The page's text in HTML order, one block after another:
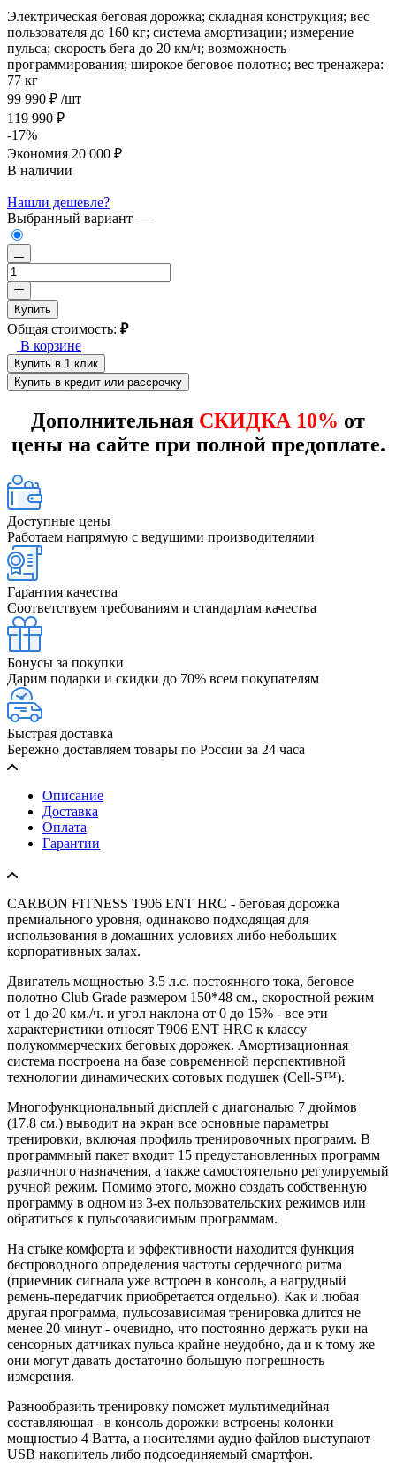
Электрическая беговая дорожка; складная конструкция; вес
пользователя до 160 кг; система амортизации; измерение
пульса; скорость бега до 20 км/ч; возможность
программирования; широкое беговое полотно; вес тренажера:
77 кг
99 990 ₽ /шт
119 990 ₽
-17%
Экономия 20 000 ₽
В наличии
Нашли дешевле?
Выбранный вариант —
Купить
Общая стоимость: ₽
В корзине
Купить в 1 клик
Купить в кредит или рассрочку
Дополнительная СКИДКА 10% от
цены на сайте при полной предоплате.
Доступные цены
Работаем напрямую с ведущими производителями
Гарантия качества
Соответствуем требованиям и стандартам качества
Бонусы за покупки
Дарим подарки и скидки до 70% всем покупателям
Быстрая доставка
Бережно доставляем товары по России за 24 часа
Описание
Доставка
Оплата
Гарантии
CARBON FITNESS T906 ENT HRC - беговая дорожка
премиального уровня, одинаково подходящая для
использования в домашних условиях либо небольших
корпоративных залах.
Двигатель мощностью 3.5 л.с. постоянного тока, беговое
полотно Club Grade размером 150*48 см., скоростной режим
от 1 до 20 км./ч. и угол наклона от 0 до 15% - все эти
характеристики относят T906 ENT HRC к классу
полукоммерческих беговых дорожек. Амортизационная
система построена на базе современной перспективной
технологии динамических сотовых подушек (Cell-S™).
Многофункциональный дисплей с диагональю 7 дюймов
(17.8 см.) выводит на экран все основные параметры
тренировки, включая профиль тренировочных программ. В
программный пакет входит 15 предустановленных программ
различного назначения, а также самостоятельно регулируемый
ручной режим. Помимо этого, можно создать собственную
программу в одном из 3-ех пользовательских режимов или
обратиться к пульсозависимым программам.
На стыке комфорта и эффективности находится функция
беспроводного определения частоты сердечного ритма
(приемник сигнала уже встроен в консоль, а нагрудный
ремень-передатчик приобретается отдельно). Как и любая
другая программа, пульсозависимая тренировка длится не
менее 20 минут - очевидно, что постоянно держать руки на
сенсорных датчиках пульса крайне неудобно, да и к тому же
они могут давать достаточно большую погрешность
измерения.
Разнообразить тренировку поможет мультимедийная
составляющая - в консоль дорожки встроены колонки
мощностью 4 Ватта, а носителями аудио файлов выступают
USB накопитель либо подсоединяемый смартфон.